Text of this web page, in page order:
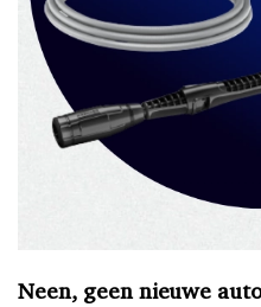
Neen, geen nieuwe